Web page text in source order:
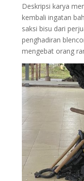
Deskripsi karya
kembali ingatan
saksi bisu dari
penghadiran
mengebat orang